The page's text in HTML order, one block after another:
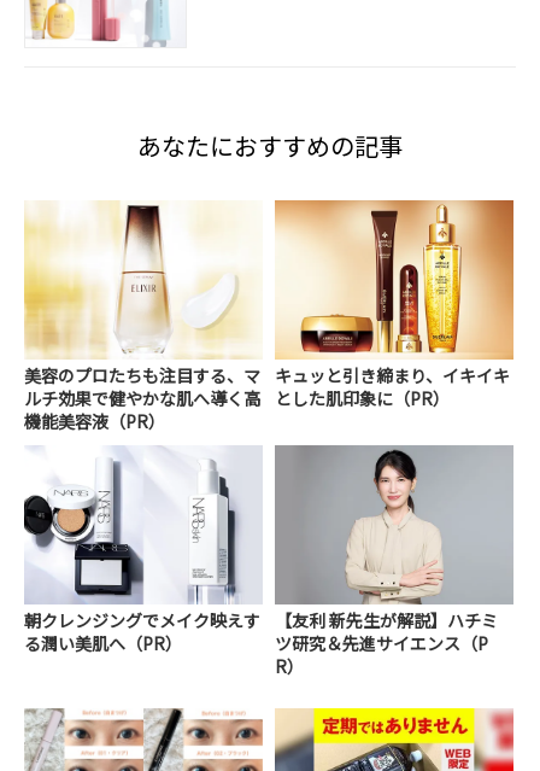
あなたにおすすめの記事
美容のプロたちも注目する、マ
ルチ効果で健やかな肌へ導く高
機能美容液（PR）
キュッと引き締まり、イキイキ
とした肌印象に（PR）
朝クレンジングでメイク映えす
る潤い美肌へ（PR）
【友利 新先生が解説】ハチミ
ツ研究＆先進サイエンス（P
R）